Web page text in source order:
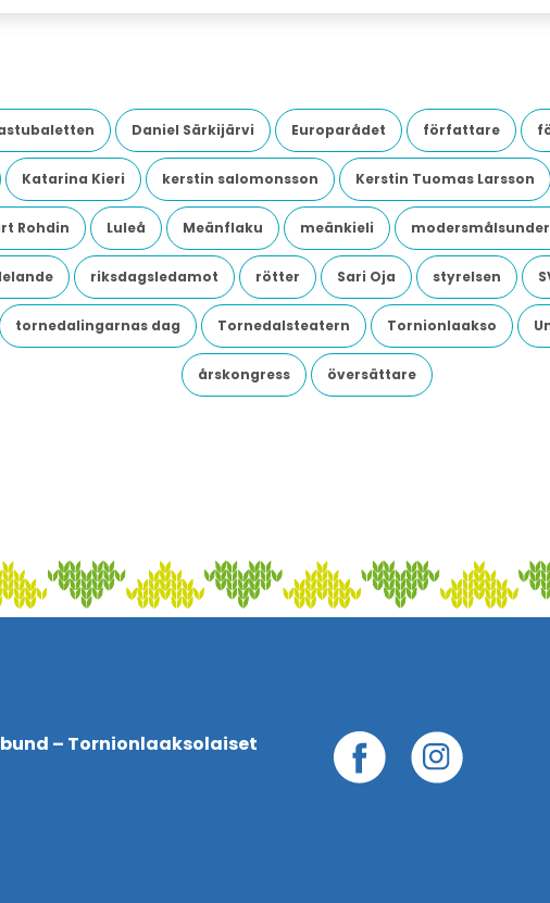
Daniel Särkijärvi Europarådet författare
Katarina Kieri kerstin salomonsson Kerstin Tuomas Larsson
Rohdin Luleå Meänflaku meänkieli
riksdagsledamot rötter Sari Oja styrelsen
tornedalingarnas dag Tornedalsteatern Tornionlaakso
årskongress översättare
– Tornionlaaksolaiset